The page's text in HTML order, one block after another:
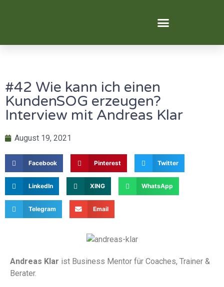
#42 Wie kann ich einen
KundenSOG erzeugen?
Interview mit Andreas Klar
August 19, 2021
Facebook Pinterest Twitter
LinkedIn XING WhatsApp
Telegram Email
Andreas Klar ist Business Mentor für Coaches, Trainer &
Berater.